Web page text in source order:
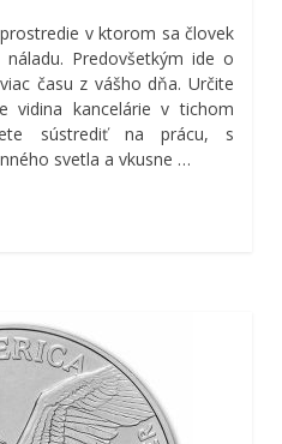
v ktorom sa človek
Predovšetkým ide o
času z vášho dňa. Určite
vidina kancelárie v tichom
sústrediť na prácu, s
svetla a vkusne …